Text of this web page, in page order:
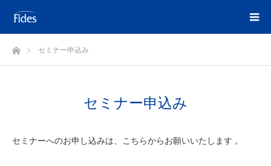
ホームセミナー申込み
セミナー申込み
セミナーへのお申し込みは、こちらからお願いいたします 。